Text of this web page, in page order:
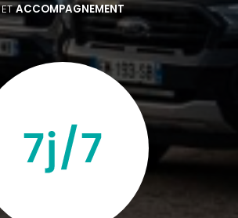
ETACCOMPAGNEMENT